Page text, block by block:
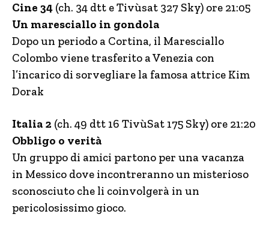
Cine 34 (ch. 34 dtt e Tivùsat 327 Sky) ore 21:05
Un maresciallo in gondola
Dopo un periodo a Cortina, il Maresciallo
Colombo viene trasferito a Venezia con
l’incarico di sorvegliare la famosa attrice Kim
Dorak
Italia 2 (ch. 49 dtt 16 TivùSat 175 Sky) ore 21:20
Obbligo o verità
Un gruppo di amici partono per una vacanza
in Messico dove incontreranno un misterioso
sconosciuto che li coinvolgerà in un
pericolosissimo gioco.